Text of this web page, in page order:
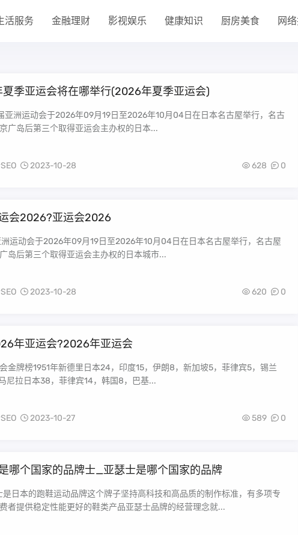
活服务 金融理财 影视娱乐 健康知识 厨房美食 网
季亚运会将在哪举行(2026年夏季亚运会)
亚洲运动会于2026年09月19日至2026年10月04日在日本名古屋举行，名古
广岛后第三个取得亚运会主办权的日本...
2023-10-28 628 0
会2026?亚运会2026
运动会于2026年09月19日至2026年10月04日在日本名古屋举行，名古屋
岛后第三个取得亚运会主办权的日本城市...
2023-10-28 620 0
年亚运会?2026年亚运会
金牌榜1951年新德里日本24，印度15，伊朗8，新加坡5，菲律宾5，锡兰
尼拉日本38，菲律宾14，韩国8，巴基...
2023-10-27 589 0
哪个国家的品牌士_亚瑟士是哪个国家的品牌
是日本的跑鞋运动品牌这个牌子坚持高科技和高品质的制作标准，有多项专
者提供稳定性能更好的鞋类产品亚瑟士品牌的经营理念就...